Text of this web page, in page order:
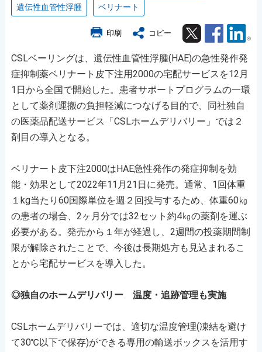
遺伝性血管性浮腫 ベリナート
印刷 コピー Twitter Facebook
CSLベーリングは、遺伝性血管性浮腫(HAE)の急性発作発
症抑制薬ベリナート皮下注用2000の宅配サービスを12月
1日から全国で開始した。患者サポートプログラムの一環
として薬剤運搬の負担軽減につなげる目的で、同社独自
の医薬品配送サービス「CSLホームデリバリー」では２
剤目の導入となる。
ベリナート皮下注2000はHAE急性発作の発症抑制を効
能・効果として2022年11月21日に発売。通常、1回体重
１kg当たり60国際単位を週２回投与するため、体重60㎏
の患者の場合、2ヶ月分では32セット約4㎏の薬剤を運ぶ
必要がある。発売から１年が経過し、2週間の投薬期間制
限が解除されたことで、今後は長期処方も見込まれるこ
とから宅配サービスを導入した。
◎独自のホームデリバリー 温度・追跡管理も実施
CSLホームデリバリーでは、適切な温度管理(凍結を避け
て30℃以下で保存)ができる専用の輸送ボックスを活用す